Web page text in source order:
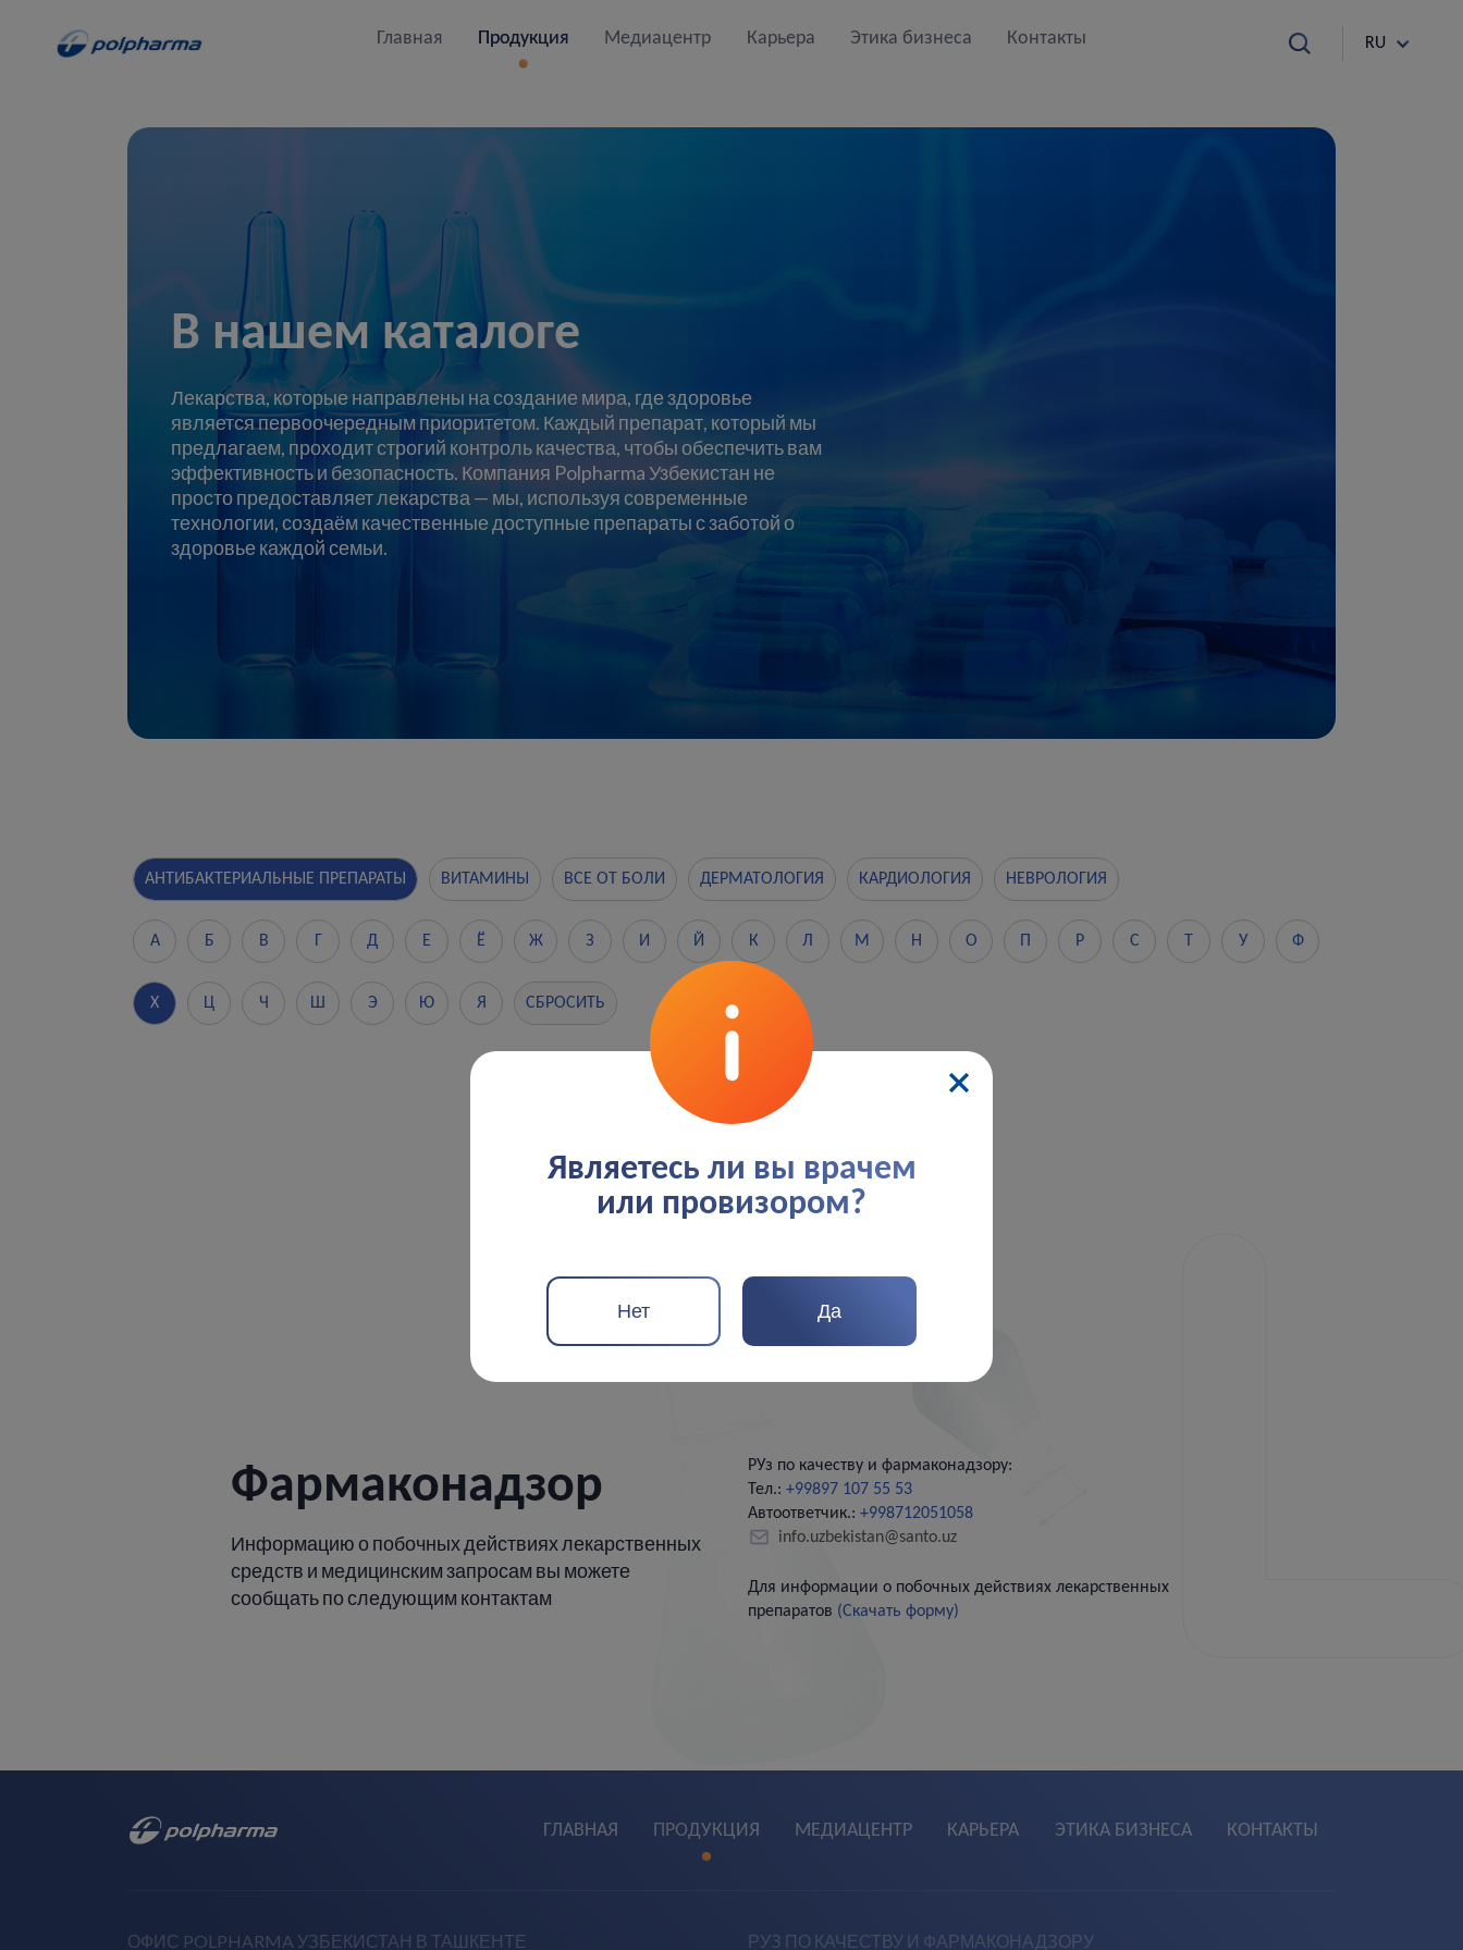
Главная Продукция Медиацентр Карьера Этика бизнеса Контакты RU
В нашем каталоге
Лекарства, которые направлены на создание мира, где здоровье
является первоочередным приоритетом. Каждый препарат, который мы
предлагаем, проходит строгий контроль качества, чтобы обеспечить вам
эффективность и безопасность. Компания Polpharma Узбекистан не
просто предоставляет лекарства — мы, используя современные
технологии, создаём качественные доступные препараты с заботой о
здоровье каждой семьи.
АНТИБАКТЕРИАЛЬНЫЕ ПРЕПАРАТЫ ВИТАМИНЫ ВСЕ ОТ БОЛИ ДЕРМАТОЛОГИЯ КАРДИОЛОГИЯ НЕВРОЛОГИЯ
А Б В Д Е Ё Ж З И Й К Л М Н О Р С У Ф
Х Ц Ч Ш Э Ю Я СБРОСИТЬ
По данным критериям пока препаратов нет.
Фармаконадзор
Информацию о побочных действиях лекарственных
средств и медицинским запросам вы можете
сообщать по следующим контактам
РУз по качеству и фармаконадзору:
Тел.: +99897 107 55 53
Автоответчик.: +998712051058
info.uzbekistan@santo.uz
Для информации о побочных действиях лекарственных
препаратов (Скачать форму)
ГЛАВНАЯ ПРОДУКЦИЯ МЕДИАЦЕНТР КАРЬЕРА ЭТИКА БИЗНЕСА КОНТАКТЫ
ОФИС POLPHARMA УЗБЕКИСТАН В ТАШКЕНТЕ РУЗ ПО КАЧЕСТВУ И ФАРМАКОНАДЗОРУ
Являетесь ли вы врачем
или провизором?
Нет Да